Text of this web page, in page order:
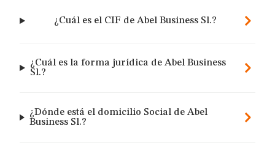
¿Cuál es el CIF de Abel Business Sl.?
¿Cuál es la forma jurídica de Abel Business
Sl.?
¿Dónde está el domicilio Social de Abel
Business Sl.?